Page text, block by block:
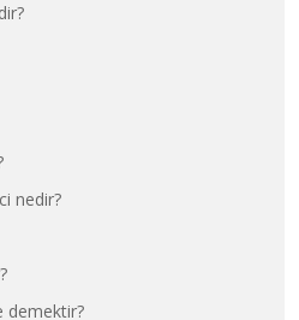
nedir?
demektir?